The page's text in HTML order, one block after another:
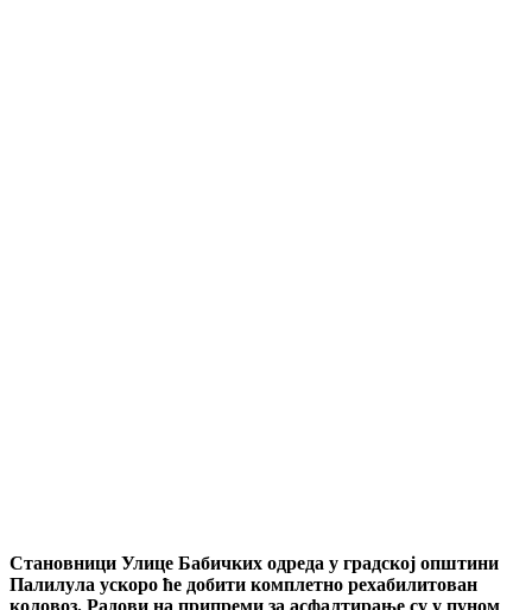
Становници Улице Бабичких одреда у градској општини
Палилула ускоро ће добити комплетно рехабилитован
коловоз. Радови на припреми за асфалтирање су у пуном